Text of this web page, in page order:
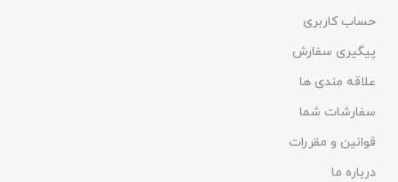
حساب کاربری
پیگیری سفارش
علاقه مندی ها
سفارشات شما
قوانین و مقررات
درباره ما